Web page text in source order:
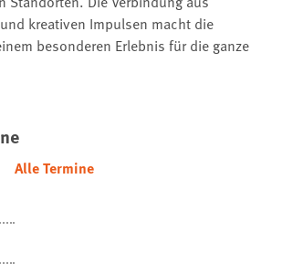
kreativen Impulsen macht die
besonderen Erlebnis für die ganze
Alle Termine